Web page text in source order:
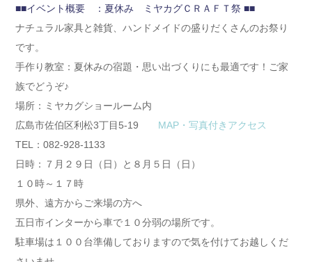
■■イベント概要 ：夏休み ミヤカグＣＲＡＦＴ祭 ■■
ナチュラル家具と雑貨、ハンドメイドの盛りだくさんのお祭り
です。
手作り教室：夏休みの宿題・思い出づくりにも最適です！ご家
族でどうぞ♪
場所：ミヤカグショールーム内
広島市佐伯区利松3丁目5-19
MAP・写真付きアクセス
TEL：082-928-1133
日時：７月２９日（日）と８月５日（日）
１０時～１７時
県外、遠方からご来場の方へ
五日市インターから車で１０分弱の場所です。
駐車場は１００台準備しておりますので気を付けてお越しくだ